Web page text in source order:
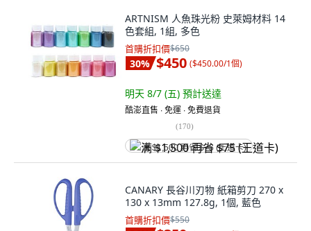
ARTNISM 人魚珠光粉 史萊姆材料 14
色套組, 1組, 多色
首購折扣價$650
30% $450 ($450.00/1個)
明天 8/7 (五) 預計送達
酷澎直售 ∙ 免運 ∙ 免費退貨
(170)
满 $1,500 再省 $75 (王道卡)
CANARY 長谷川刃物 紙箱剪刀 270 x
130 x 13mm 127.8g, 1個, 藍色
首購折扣價$550